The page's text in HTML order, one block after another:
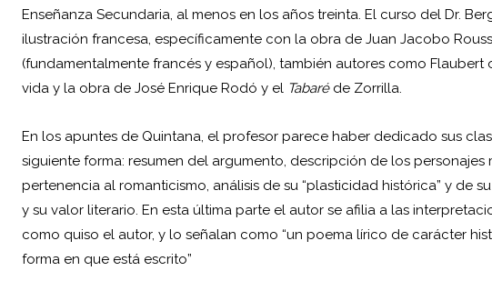
Enseñanza Secundaria, al menos en los años treinta. El curso del Dr.
ilustración francesa, específicamente con la obra de Juan Jacobo
(fundamentalmente francés y español), también autores como
vida y la obra de José Enrique Rodó y el Tabaré de Zorrilla.
En los apuntes de Quintana, el profesor parece haber dedicado sus
siguiente forma: resumen del argumento, descripción de los
pertenencia al romanticismo, análisis de su “plasticidad histórica” y de
y su valor literario. En esta última parte el autor se afilia a las
como quiso el autor, y lo señalan como “un poema lírico de carácter
forma en que está escrito”